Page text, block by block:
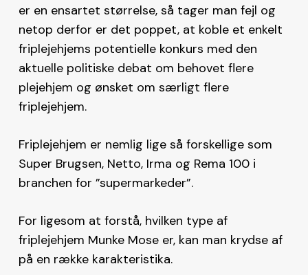
er en ensartet størrelse, så tager man fejl og
netop derfor er det poppet, at koble et enkelt
friplejehjems potentielle konkurs med den
aktuelle politiske debat om behovet flere
plejehjem og ønsket om særligt flere
friplejehjem.
Friplejehjem er nemlig lige så forskellige som
Super Brugsen, Netto, Irma og Rema 100 i
branchen for ”supermarkeder”.
For ligesom at forstå, hvilken type af
friplejehjem Munke Mose er, kan man krydse af
på en række karakteristika.